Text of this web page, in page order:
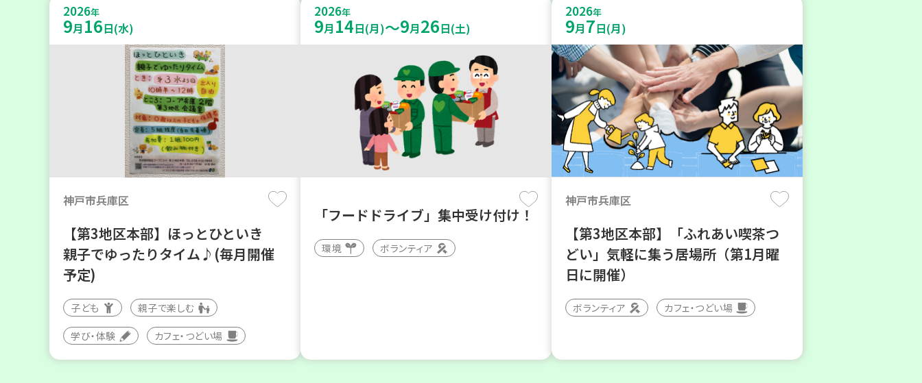
2026年
9月 16日(水)
神戸市兵庫区
【第3地区本部】ほっとひといき
親子でゆったりタイム♪(毎月開催
予定)
子ども 親子で楽しむ
学び・体験 カフェ・つどい場
2026年
9月 14日(月)～9月26日(土)
「フードドライブ」集中受け付け！
環境 ボランティア
2026年
9月7日(月)
神戸市兵庫区
【第3地区本部】「ふれあい喫茶つ
どい」気軽に集う居場所（第1月曜
日に開催）
ボランティア カフェ・つどい場